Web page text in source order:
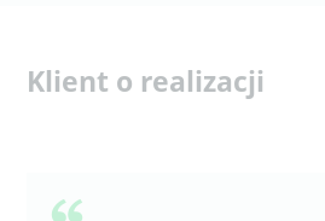
Klient o realizacji